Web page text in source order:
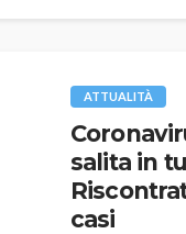
ATTUALITÀ
salita in
casi